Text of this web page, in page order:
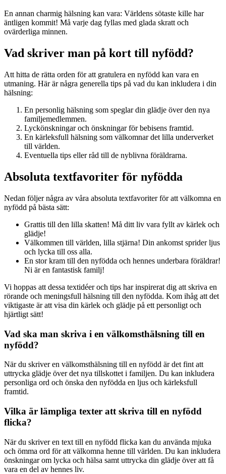
En annan charmig hälsning kan vara: Världens sötaste kille har
äntligen kommit! Må varje dag fyllas med glada skratt och
ovärderliga minnen.
Vad skriver man på kort till nyfödd?
Att hitta de rätta orden för att gratulera en nyfödd kan vara en
utmaning. Här är några generella tips på vad du kan inkludera i din
hälsning:
En personlig hälsning som speglar din glädje över den nya
familjemedlemmen.
Lyckönskningar och önskningar för bebisens framtid.
En kärleksfull hälsning som välkomnar det lilla underverket
till världen.
Eventuella tips eller råd till de nyblivna föräldrarna.
Absoluta textfavoriter för nyfödda
Nedan följer några av våra absoluta textfavoriter för att välkomna en
nyfödd på bästa sätt:
Grattis till den lilla skatten! Må ditt liv vara fyllt av kärlek och
glädje!
Välkommen till världen, lilla stjärna! Din ankomst sprider ljus
och lycka till oss alla.
En stor kram till den nyfödda och hennes underbara föräldrar!
Ni är en fantastisk familj!
Vi hoppas att dessa textidéer och tips har inspirerat dig att skriva en
rörande och meningsfull hälsning till den nyfödda. Kom ihåg att det
viktigaste är att visa din kärlek och glädje på ett personligt och
hjärtligt sätt!
Vad ska man skriva i en välkomsthälsning till en
nyfödd?
När du skriver en välkomsthälsning till en nyfödd är det fint att
uttrycka glädje över det nya tillskottet i familjen. Du kan inkludera
personliga ord och önska den nyfödda en ljus och kärleksfull
framtid.
Vilka är lämpliga texter att skriva till en nyfödd
flicka?
När du skriver en text till en nyfödd flicka kan du använda mjuka
och ömma ord för att välkomna henne till världen. Du kan inkludera
önskningar om lycka och hälsa samt uttrycka din glädje över att få
vara en del av hennes liv.